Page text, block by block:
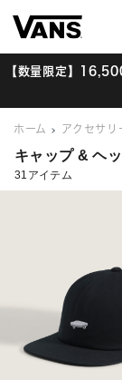
【数量限定】
ホーム アクセサリ
キャップ & ヘ